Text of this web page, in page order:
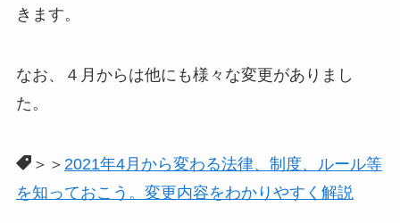
きます。
なお、４月からは他にも様々な変更がありまし
た。
＞＞ 2021年4月から変わる法律、制度、ルール等
を知っておこう。変更内容をわかりやすく解説